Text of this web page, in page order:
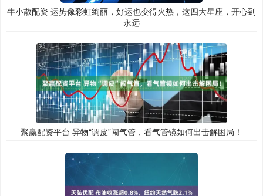
牛小散配资 运势像彩虹绚丽，好运也变得火热，这四大星座，开心到
永远
聚赢配资平台 异物“调皮”闯气管，看气管镜如何出击解困局！